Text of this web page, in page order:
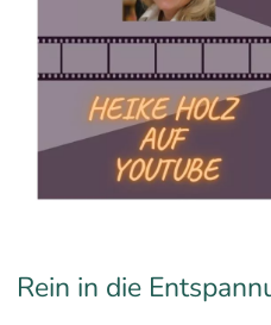
Rein in die